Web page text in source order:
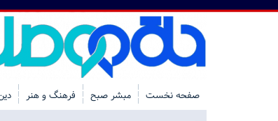
صفحه نخست مبشر صبح فرهنگ و هنر